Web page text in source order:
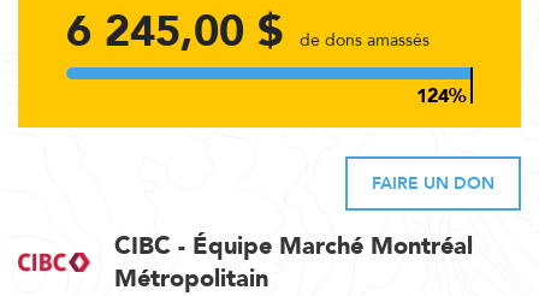
6 245,00 $ de dons amassés
FAIRE UN DON
CIBC - Équipe Marché Montréal
Métropolitain